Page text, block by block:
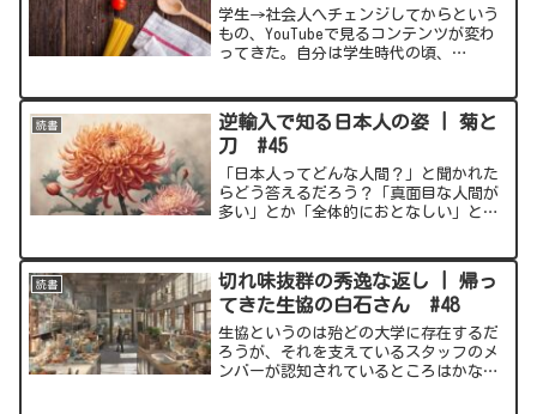
学生→社会人へチェンジしてからという
もの、YouTubeで見るコンテンツが変わ
ってきた。自分は学生時代の頃、
けに使っていた。ところが社会人になる
と書籍の解説や、筋...
読書
逆輸入で知る日本人の姿 | 菊と
刀 #45
「日本人ってどんな人間？」と聞かれた
らどう答えるだろう？「真面目な人間が
多い」とか「全体的におとなしい」とい
本人の多くは日本に生まれて日本で多く
の時間を過ごしている。そ...
読書
切れ味抜群の秀逸な返し | 帰っ
てきた生協の白石さん #48
生協というのは殆どの大学に存在するだ
ろうが、それを支えているスタッフのメ
ンバーが認知されているところはかなり